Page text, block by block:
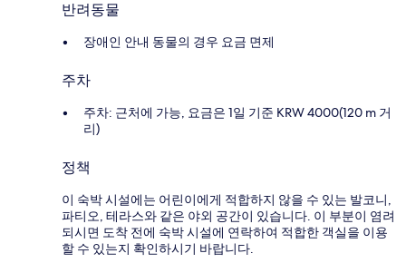
반려동물
장애인 안내 동물의 경우 요금 면제
주차
주차: 근처에 가능, 요금은 1일 기준 KRW 4000(120 m 거
리)
정책
이 숙박 시설에는 어린이에게 적합하지 않을 수 있는 발코니,
파티오, 테라스와 같은 야외 공간이 있습니다. 이 부분이 염려
되시면 도착 전에 숙박 시설에 연락하여 적합한 객실을 이용
할 수 있는지 확인하시기 바랍니다.